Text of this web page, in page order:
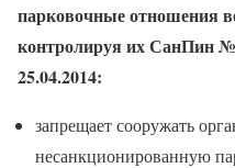
парковочные отношения
контролируя их СанПин
25.04.2014:
запрещает сооружать
несанкционированную